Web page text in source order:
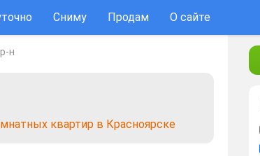
Сниму Продам О сайте
н
квартир в Красноярске